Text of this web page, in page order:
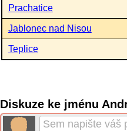
Prachatice
Jablonec nad Nisou
Teplice
Diskuze ke jménu